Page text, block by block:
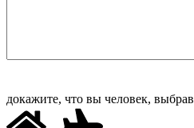
докажите, что вы человек, выбрав